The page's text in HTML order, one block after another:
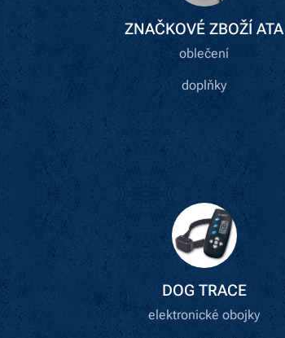
ZNAČKOVÉ ZBOŽÍ ATA
oblečení
doplňky
DOG TRACE
elektronické obojky